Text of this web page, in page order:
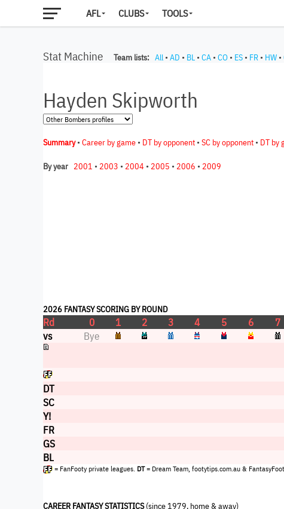
AFL CLUBS TOOLS
Stat Machine Team lists: All • AD • BL • CA • CO • ES • FR • HW •